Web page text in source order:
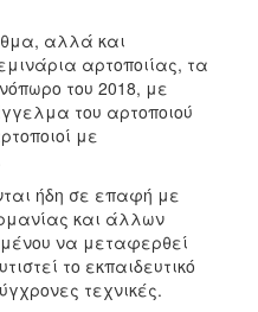
αλλά και
αρτοποιίας, τα
του 2018, με
του αρτοποιού
με
ήδη σε επαφή με
και άλλων
να μεταφερθεί
το εκπαιδευτικό
τεχνικές.